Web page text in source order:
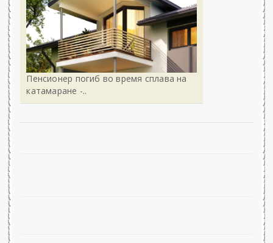
Пенсионер погиб во время сплава на
катамаране -..